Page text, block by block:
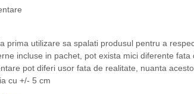
prima utilizare sa spalati produsul pentru a
incluse in pachet, pot exista mici diferente
pot diferi usor fata de realitate, nuanta
cu +/- 5 cm